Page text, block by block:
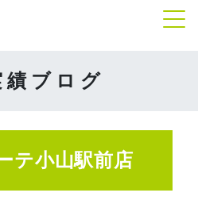
績ブログ
テ小山駅前店